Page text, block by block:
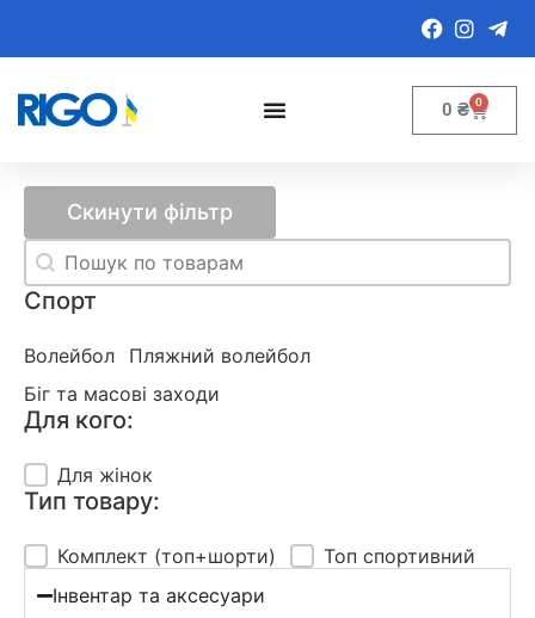
0 ₴ 0
Скинути фільтр
Find
Search content
Спорт
Спорт
Волейбол
Пляжний волейбол
Біг та масові заходи
Для кого:
Для кого:
Для жінок
Тип товару:
Тип товару:
Комплект (топ+шорти)
Топ спортивний
Інвентар та аксесуари